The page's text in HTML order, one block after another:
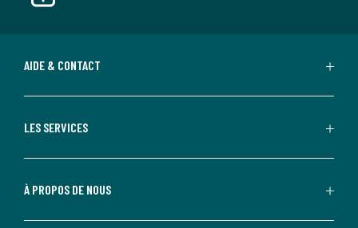
AIDE & CONTACT
LES SERVICES
À PROPOS DE NOUS